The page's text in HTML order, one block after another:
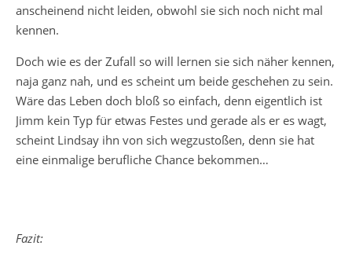
anscheinend nicht leiden, obwohl sie sich noch nicht mal
kennen.
Doch wie es der Zufall so will lernen sie sich näher kennen,
naja ganz nah, und es scheint um beide geschehen zu sein.
Wäre das Leben doch bloß so einfach, denn eigentlich ist
Jimm kein Typ für etwas Festes und gerade als er es wagt,
scheint Lindsay ihn von sich wegzustoßen, denn sie hat
eine einmalige berufliche Chance bekommen…
Fazit: